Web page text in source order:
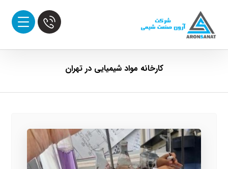
کارخانه مواد شیمیایی در تهران